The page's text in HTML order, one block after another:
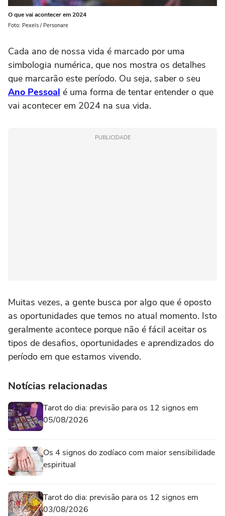
O que vai acontecer em 2024
Foto: Pexels / Personare
Cada ano de nossa vida é marcado por uma
simbologia numérica, que nos mostra os detalhes
que marcarão este período. Ou seja, saber o seu
Ano Pessoal é uma forma de tentar entender o que
vai acontecer em 2024 na sua vida.
PUBLICIDADE
Muitas vezes, a gente busca por algo que é oposto
as oportunidades que temos no atual momento. Isto
geralmente acontece porque não é fácil aceitar os
tipos de desafios, oportunidades e aprendizados do
período em que estamos vivendo.
Notícias relacionadas
Tarot do dia: previsão para os 12 signos em
05/08/2026
Os 4 signos do zodíaco com maior sensibilidade
espiritual
Tarot do dia: previsão para os 12 signos em
03/08/2026